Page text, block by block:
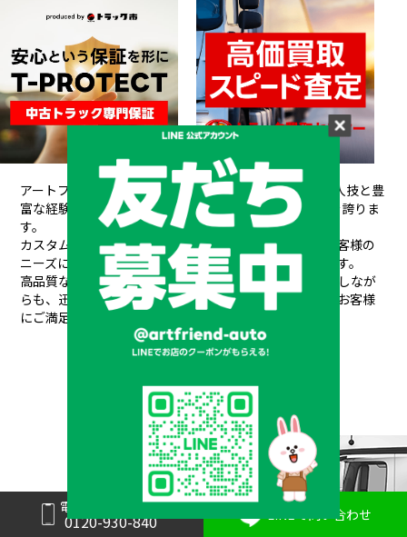
電話で問い合わせ
0120-930-840 LINEで問い合わせ
アートフレンドAUTOは、創業以来培ってきた熟練の職人技と豊
富な経験が信頼され、 20年間で10,000台もの販売実績を誇りま
す。
カスタムデザインから架装、整備、車検、保険まで、お客様の
ニーズにワンストップで対応できるのが私たちの強みです。
高品質なパーツと素材を使用し、安全性や耐久性を重視しなが
らも、 迅速丁寧な対応と競争力のある価格設定で、常にお客様
にご満足いただけるサービスを提供しています。
メーカーと形状から探す
BRAND & TYPE